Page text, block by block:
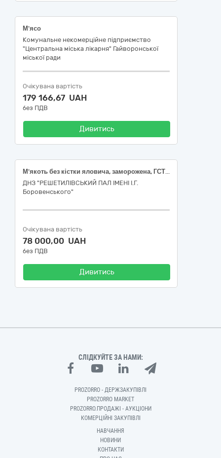
М'ясо
Комунальне некомерційне підприємство
"Центральна міська лікарня" Гайворонської
міської ради
Очікувана вартість
179 166,67 UAH
без ПДВ
Дивитись
М'якоть без кістки яловича, заморожена, ГСТУ 46.019
ДНЗ "РЕШЕТИЛІВСЬКИЙ ПАЛ ІМЕНІ І.Г.
Боровенського"
Очікувана вартість
78 000,00 UAH
без ПДВ
Дивитись
СЛІДКУЙТЕ ЗА НАМИ:
PROZORRO - ДЕРЖЗАКУПІВЛІ
PROZORRO MARKET
PROZORRO.ПРОДАЖІ - АУКЦІОНИ
КОМЕРЦІЙНІ ЗАКУПІВЛІ
НАВЧАННЯ
НОВИНИ
КОНТАКТИ